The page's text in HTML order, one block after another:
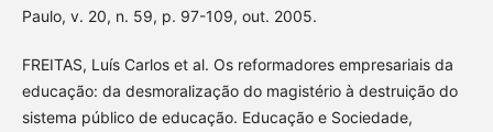
Paulo, v. 20, n. 59, p. 97-109, out. 2005.
FREITAS, Luís Carlos et al. Os reformadores empresariais da
educação: da desmoralização do magistério à destruição do
sistema público de educação. Educação e Sociedade,